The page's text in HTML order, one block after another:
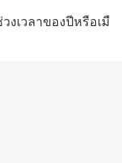
งเวลาของปีหรือเมื